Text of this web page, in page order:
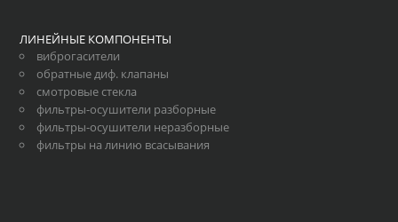
ЛИНЕЙНЫЕ КОМПОНЕНТЫ
виброгасители
обратные диф. клапаны
смотровые стекла
фильтры-осушители разборные
фильтры-осушители неразборные
фильтры на линию всасывания